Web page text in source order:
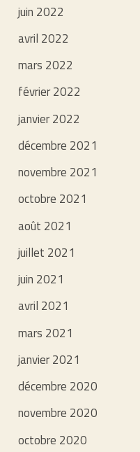
juin 2022
avril 2022
mars 2022
février 2022
janvier 2022
décembre 2021
novembre 2021
octobre 2021
août 2021
juillet 2021
juin 2021
avril 2021
mars 2021
janvier 2021
décembre 2020
novembre 2020
octobre 2020